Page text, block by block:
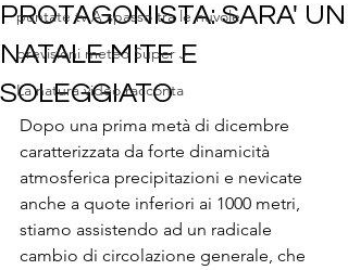
puntate tv A spasso tra le nuvole
previsioni meteo Super J
La natura video racconta
PROTAGONISTA: SARA' UN
NATALE MITE E
SOLEGGIATO
Dopo una prima metà di dicembre
caratterizzata da forte dinamicità
atmosferica precipitazioni e nevicate
anche a quote inferiori ai 1000 metri,
stiamo assistendo ad un radicale
cambio di circolazione generale, che